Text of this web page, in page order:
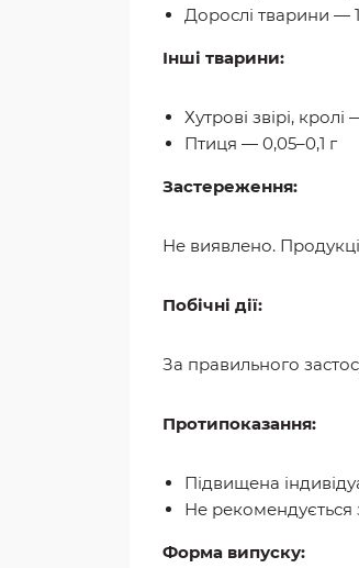
Дорослі тварини —
Інші тварини:
Хутрові звірі, кролі
Птиця — 0,05–0,1 г
Застереження:
Не виявлено.
Побічні дії:
За правильного
Протипоказання:
Підвищена
Не рекомендується
Форма випуску: